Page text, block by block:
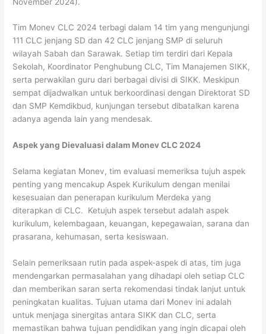
Tim Monev CLC 2024 terbagi dalam 14 tim yang mengunjungi
111 CLC jenjang SD dan 42 CLC jenjang SMP di seluruh
wilayah Sabah dan Sarawak. Setiap tim terdiri dari Kepala
Sekolah, Koordinator Penghubung CLC, Tim Manajemen SIKK,
serta perwakilan guru dari berbagai divisi di SIKK. Meskipun
sempat dijadwalkan untuk berkoordinasi dengan Direktorat SD
dan SMP Kemdikbud, kunjungan tersebut dibatalkan karena
adanya agenda lain yang mendesak.
Aspek yang Dievaluasi dalam Monev CLC 2024
Selama kegiatan Monev, tim evaluasi memeriksa tujuh aspek
penting yang mencakup Aspek Kurikulum dengan menilai
kesesuaian dan penerapan kurikulum Merdeka yang
diterapkan di CLC. Ketujuh aspek tersebut adalah aspek
kurikulum, kelembagaan, keuangan, kepegawaian, sarana dan
prasarana, kehumasan, serta kesiswaan.
Selain pemeriksaan rutin pada aspek-aspek di atas, tim juga
mendengarkan permasalahan yang dihadapi oleh setiap CLC
dan memberikan saran serta rekomendasi tindak lanjut untuk
peningkatan kualitas. Tujuan utama dari Monev ini adalah
untuk menjaga sinergitas antara SIKK dan CLC, serta
memastikan bahwa tujuan pendidikan yang ingin dicapai oleh